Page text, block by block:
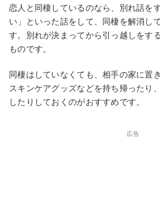
恋人と同棲しているのなら、別れ話を
い」といった話をして、同棲を解消し
す。別れが決まってから引っ越しをす
ものです。
同棲はしていなくても、相手の家に置
スキンケアグッズなどを持ち帰ったり
したりしておくのがおすすめです。
広告